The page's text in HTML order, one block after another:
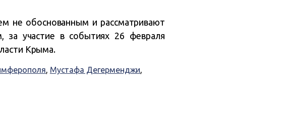
не обоснованным и рассматривают
за участие в событиях 26 февраля
Крыма.
, Мустафа Дегерменджи,